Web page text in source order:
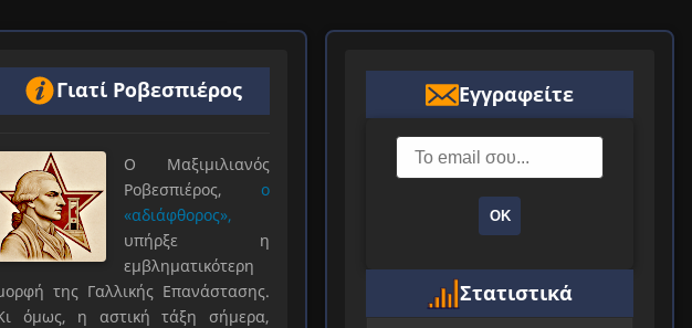
Γιατί Ροβεσπιέρος
Ο Μαξιμιλιανός
Ροβεσπιέρος, ο
«αδιάφθορος»,
υπήρξε η
εμβληματικότερη
της Γαλλικής Επανάστασης.
όμως, η αστική τάξη σήμερα,
Εγγραφείτε
ΟΚ
Στατιστικά